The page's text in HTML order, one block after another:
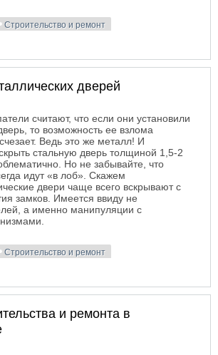
Строительство и ремонт
дверей
считают, что если они установили
то возможность ее взлома
Ведь это же металл! И
стальную дверь толщиной 1,5-2
Но не забывайте, что
идут «в лоб». Скажем
двери чаще всего вскрывают с
замков. Имеется ввиду не
а именно манипуляции с
Строительство и ремонт
и ремонта в